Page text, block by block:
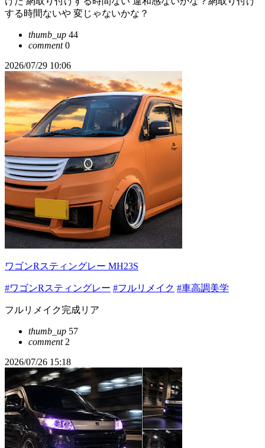
する時間ないや 変じゃないかな？
thumb_up 44
comment0
2026/07/29 10:06
ワゴンRスティングレー MH23S
#ワゴンRスティングレー #フルリメイク #車高調美学
フルリメイク完成リア
thumb_up 57
comment2
2026/07/26 15:18